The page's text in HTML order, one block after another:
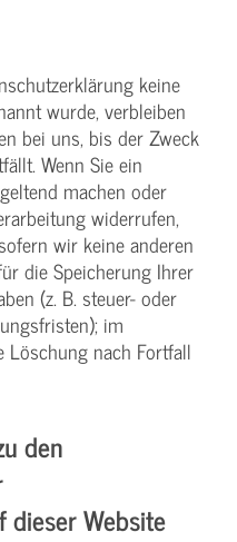
keine
wurde, verbleiben
bei uns, bis der Zweck
Wenn Sie ein
machen oder
widerrufen,
wir keine anderen
die Speicherung Ihrer
(z. B. steuer- oder
im
Löschung nach Fortfall
den
Website